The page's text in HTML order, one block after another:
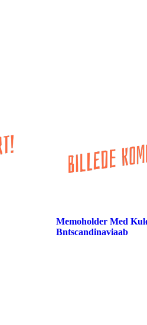
Memoholder Med
Bntscandinaviaab